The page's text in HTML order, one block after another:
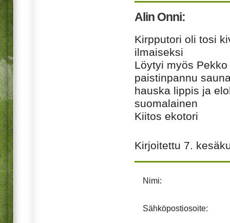
Alin Onni:
Kirpputori oli tosi
ilmaiseksi
Löytyi myös
paistinpannu
hauska lippis ja
suomalainen
Kiitos ekotori
Kirjoitettu 7.
Nimi:
Sähköpostiosoite: